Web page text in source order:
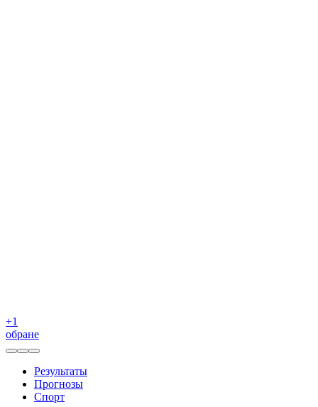
+1
обране
Результаты
Прогнозы
Спорт